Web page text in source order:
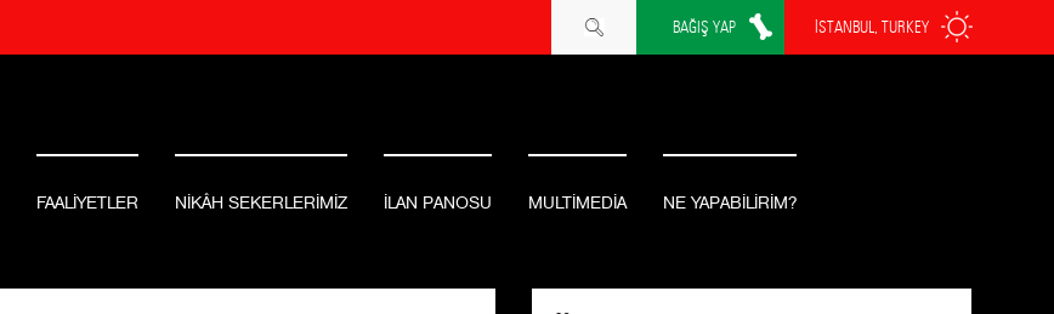
İSTANBUL, TURKEY
BAĞIŞ YAP
FAALİYETLER NİKÂH SEKERLERİMİZ İLAN PANOSU MULTİMEDİA NE YAPABİLİRİM?